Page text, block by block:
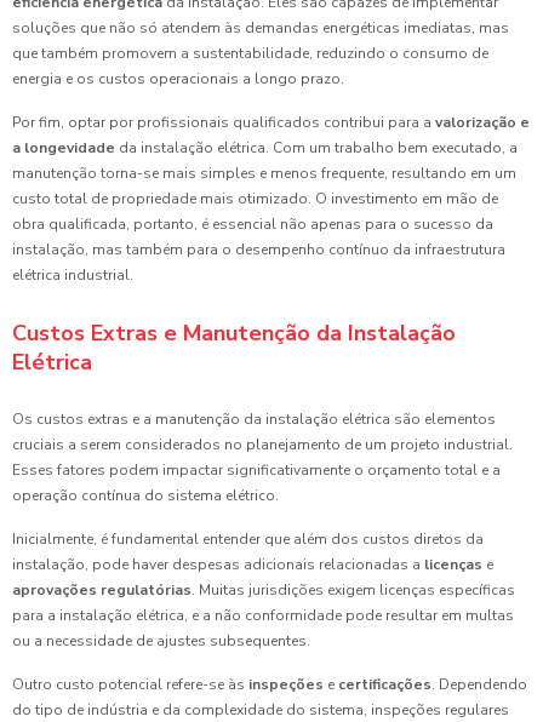
soluções que não só atendem às demandas energéticas imediatas, mas
que também promovem a sustentabilidade, reduzindo o consumo de
energia e os custos operacionais a longo prazo.
Por fim, optar por profissionais qualificados contribui para a valorização e
a longevidade da instalação elétrica. Com um trabalho bem executado, a
manutenção torna-se mais simples e menos frequente, resultando em um
custo total de propriedade mais otimizado. O investimento em mão de
obra qualificada, portanto, é essencial não apenas para o sucesso da
instalação, mas também para o desempenho contínuo da infraestrutura
elétrica industrial.
Custos Extras e Manutenção da Instalação
Elétrica
Os custos extras e a manutenção da instalação elétrica são elementos
cruciais a serem considerados no planejamento de um projeto industrial.
Esses fatores podem impactar significativamente o orçamento total e a
operação contínua do sistema elétrico.
Inicialmente, é fundamental entender que além dos custos diretos da
instalação, pode haver despesas adicionais relacionadas a licenças e
aprovações regulatórias. Muitas jurisdições exigem licenças específicas
para a instalação elétrica, e a não conformidade pode resultar em multas
ou a necessidade de ajustes subsequentes.
Outro custo potencial refere-se às inspeções e certificações. Dependendo
do tipo de indústria e da complexidade do sistema, inspeções regulares